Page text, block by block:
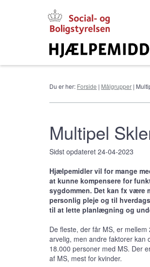
Du er her: Forside | Målgrupper |
Multipel
Sidst opdateret 24-04-2023
Hjælpemidler vil for mange
at kunne kompensere for
sygdommen. Det kan fx
personlig pleje og til
til at lette planlægning og
De fleste, der får MS, er
arvelig, men andre faktorer kan
18.000 personer med MS. Der
af MS, mest for kvinder.